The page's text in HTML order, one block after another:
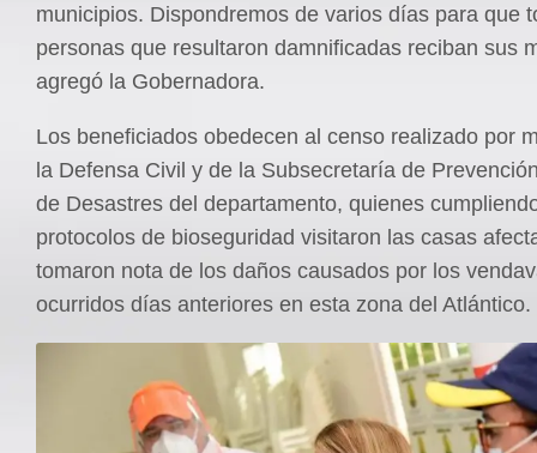
municipios. Dispondremos de varios días para que
personas que resultaron damnificadas reciban sus
agregó la Gobernadora.
Los beneficiados obedecen al censo realizado por
la Defensa Civil y de la Subsecretaría de
de Desastres del departamento, quienes
protocolos de bioseguridad visitaron las casas
tomaron nota de los daños causados por los
ocurridos días anteriores en esta zona del Atlántico.